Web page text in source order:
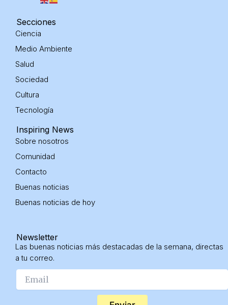
g
r
a
m
k
d
n
-
i
Secciones
Ciencia
Medio Ambiente
Salud
Sociedad
Cultura
Tecnología
Inspiring News
Sobre nosotros
Comunidad
Contacto
Buenas noticias
Buenas noticias de hoy
Newsletter
Las buenas noticias más destacadas de la semana, directas
a tu correo.